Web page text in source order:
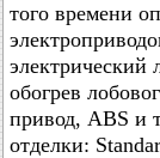
того времени
обогрев
привод, ABS и
отделки: